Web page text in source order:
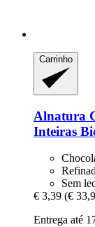
Carrinho
Alnatura
Inteiras
Sem
€ 3,39 (€
Entrega até